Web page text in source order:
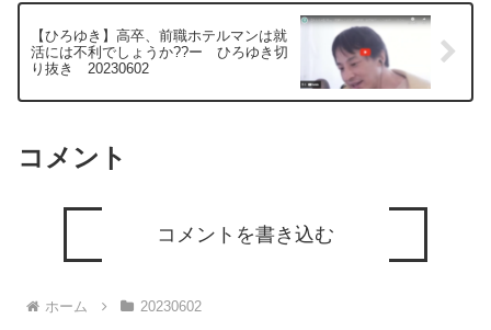
【ひろゆき】高卒、前職ホテルマンは就
活には不利でしょうか??ー ひろゆき切
り抜き 20230602
コメント
コメントを書き込む
ホーム 20230602